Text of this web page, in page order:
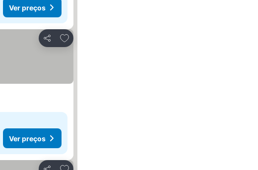
Ver preços
Partilhar
Adicionar aos favoritos
Ver preços
Adicionar aos favoritos